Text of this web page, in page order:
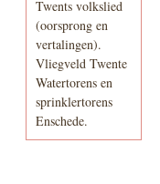
Twents volkslied
(oorsprong en
vertalingen).
Vliegveld Twente
Watertorens en
sprinklertorens
Enschede.